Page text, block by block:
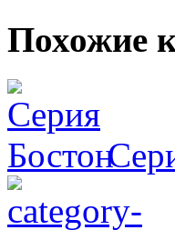
Похожие